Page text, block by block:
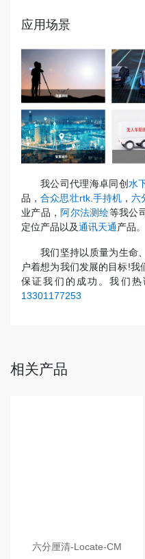
应用场景
我公司代理海卓同创水
品，合众思壮rtk. 手持机 ，六
业产品，阿尔法测绘等我公
定位产品以及通讯天通产品。
我们坚持以质量为生命
户着想为我们发展的目标!
保证我们的成功。我们热
13301177253
相关产品
六分厘清-Locate-CM